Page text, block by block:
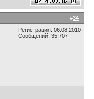
#34
Регистрация: 06.08.2010
Сообщений: 35,707